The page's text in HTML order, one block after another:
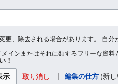
更、除去される場合があります。 自
インまたはそれに類するフリーな資
！
取り消し | 編集の仕方 (新